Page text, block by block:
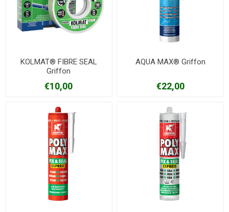
KOLMAT® FIBRE SEAL
Griffon
€10,00
AQUA MAX® Griffon
€22,00